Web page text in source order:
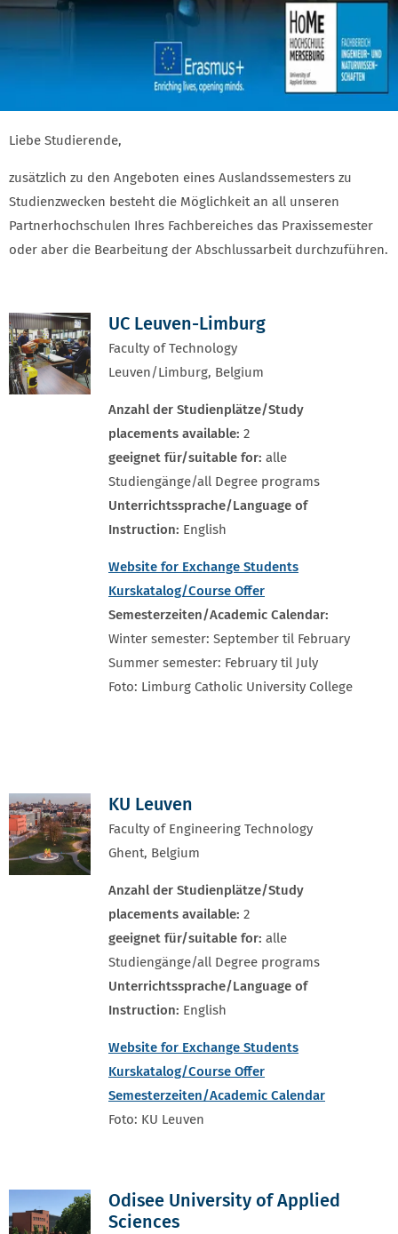
Liebe Studierende,
zusätzlich zu den Angeboten eines Auslandssemesters zu
Studienzwecken besteht die Möglichkeit an all unseren
Partnerhochschulen Ihres Fachbereiches das Praxissemester
oder aber die Bearbeitung der Abschlussarbeit durchzuführen.
UC Leuven-Limburg
Faculty of Technology
Leuven/Limburg, Belgium
Anzahl der Studienplätze/Study
placements available: 2
geeignet für/suitable for: alle
Studiengänge/all Degree programs
Unterrichtssprache/Language of
Instruction: English
Website for Exchange Students
Kurskatalog/Course Offer
Semesterzeiten/Academic Calendar:
Winter semester: September til February
Summer semester: February til July
Foto: Limburg Catholic University College
KU Leuven
Faculty of Engineering Technology
Ghent, Belgium
Anzahl der Studienplätze/Study
placements available: 2
geeignet für/suitable for: alle
Studiengänge/all Degree programs
Unterrichtssprache/Language of
Instruction: English
Website for Exchange Students
Kurskatalog/Course Offer
Semesterzeiten/Academic Calendar
Foto: KU Leuven
Odisee University of Applied
Sciences